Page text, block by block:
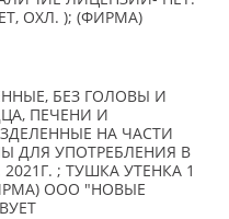
ОХЛ. ); (ФИРМА)
БЕЗ ГОЛОВЫ И
ПЕЧЕНИ И
НА ЧАСТИ
ДЛЯ УПОТРЕБЛЕНИЯ В
; ТУШКА УТЕНКА 1
ООО "НОВЫЕ